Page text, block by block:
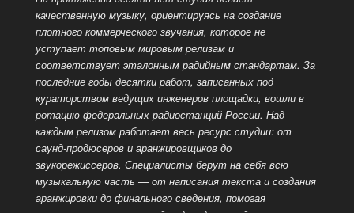
качественную музыку, ориентируясь на создание
плотного коммерческого звучания, которое не
уступает топовым мировым релизам и
соответствует эталонным радийным стандартам. За
последние годы десятки работ, записанных под
кураторством ведущих инженеров площадки, вошли в
ротацию федеральных радиостанций России. Над
каждым релизом работает весь ресурс студии: от
саунд-продюсеров и аранжировщиков до
звукорежиссеров. Специалисты берут на себя всю
музыкальную часть — от написания текста и создания
аранжировки до финального сведения, помогая